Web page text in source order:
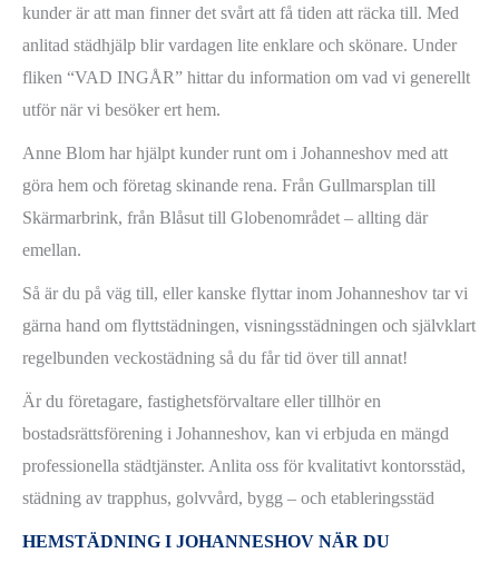
kunder är att man finner det svårt att få tiden att räcka till. Med
anlitad städhjälp blir vardagen lite enklare och skönare. Under
fliken “VAD INGÅR” hittar du information om vad vi generellt
utför när vi besöker ert hem.
Anne Blom har hjälpt kunder runt om i Johanneshov med att
göra hem och företag skinande rena. Från Gullmarsplan till
Skärmarbrink, från Blåsut till Globenområdet – allting där
emellan.
Så är du på väg till, eller kanske flyttar inom Johanneshov tar vi
gärna hand om flyttstädningen, visningsstädningen och självklart
regelbunden veckostädning så du får tid över till annat!
Är du företagare, fastighetsförvaltare eller tillhör en
bostadsrättsförening i Johanneshov, kan vi erbjuda en mängd
professionella städtjänster. Anlita oss för kvalitativt kontorsstäd,
städning av trapphus, golvvård, bygg – och etableringsstäd
HEMSTÄDNING I JOHANNESHOV NÄR DU